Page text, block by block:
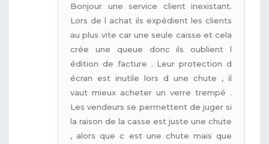
Bonjour une service client inexistant.
Lors de l achat ils expédient les clients
au plus vite car une seule caisse et cela
crée une queue donc ils oublient l
édition de facture . Leur protection d
écran est inutile lors d une chute , il
vaut mieux acheter un verre trempé .
Les vendeurs se permettent de juger si
la raison de la casse est juste une chute
, alors que c est une chute mais que